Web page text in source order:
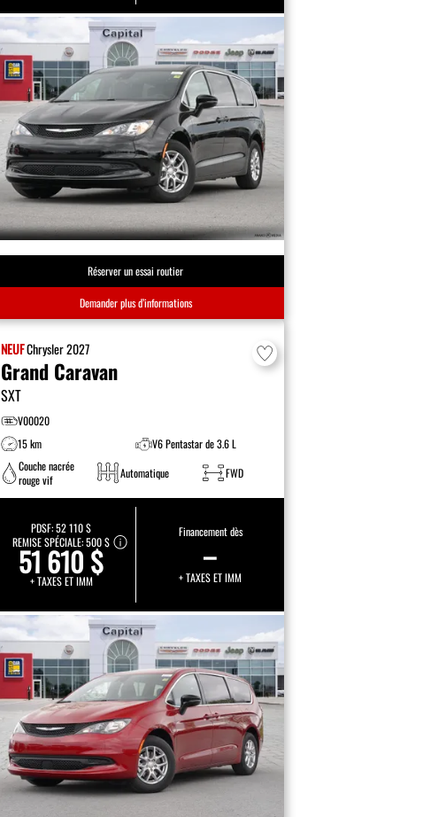
Réserver un essai routier
Demander plus d’informations
NEUFChrysler2027
Grand Caravan
SXT
V00020
15 km
V6 Pentastar de 3.6 L
Couche nacrée
rouge vif
Automatique FWD
PDSF:52 110 $
REMISE SPÉCIALE:500 $
51 610 $
+ TAXES ET IMM
Financement dès
–
+ TAXES ET IMM